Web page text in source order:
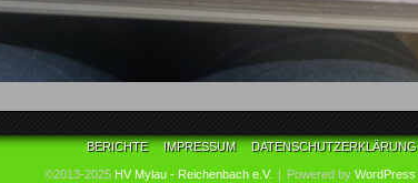
BERICHTE IMPRESSUM DATENSCHUTZERKLÄRUNG
©2013-2025 HV Mylau - Reichenbach e.V. | Powered by WordPress